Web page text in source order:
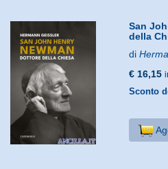
San
della
di
€ 16,15
Sconto